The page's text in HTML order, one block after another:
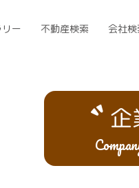
ー 不動産検索 会社検
企